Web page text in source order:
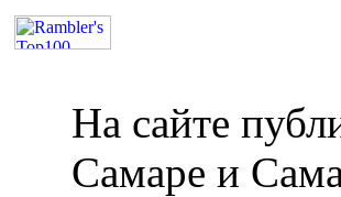
На сайте
Самаре и